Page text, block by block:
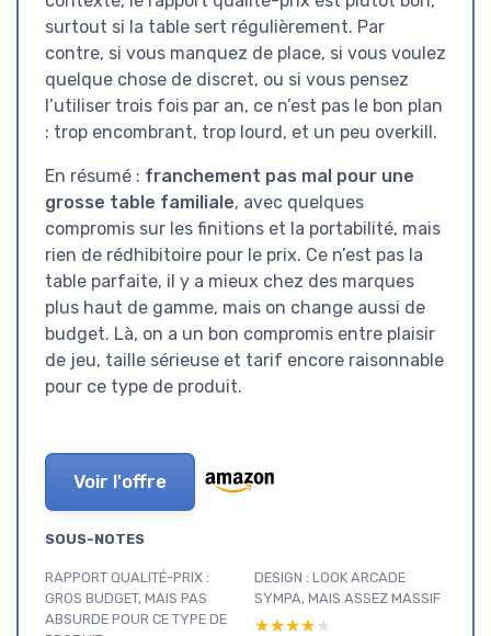
surtout si la table sert régulièrement. Par
contre, si vous manquez de place, si vous voulez
quelque chose de discret, ou si vous pensez
l’utiliser trois fois par an, ce n’est pas le bon plan
: trop encombrant, trop lourd, et un peu overkill.
En résumé : franchement pas mal pour une
grosse table familiale, avec quelques
compromis sur les finitions et la portabilité, mais
rien de rédhibitoire pour le prix. Ce n’est pas la
table parfaite, il y a mieux chez des marques
plus haut de gamme, mais on change aussi de
budget. Là, on a un bon compromis entre plaisir
de jeu, taille sérieuse et tarif encore raisonnable
pour ce type de produit.
Voir l'offre
SOUS-NOTES
RAPPORT QUALITÉ-PRIX :
GROS BUDGET, MAIS PAS
ABSURDE POUR CE TYPE DE
DESIGN : LOOK ARCADE
SYMPA, MAIS ASSEZ MASSIF
★★★★★
★★★★★